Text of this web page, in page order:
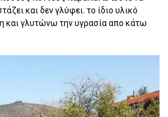
και δεν γλύφει. το ίδιο υλικό
και γλυτώνω την υγρασία απο κάτω